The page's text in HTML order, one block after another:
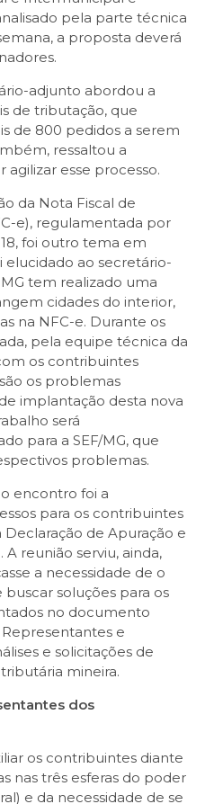
pela parte técnica
a proposta deverá
adjunto abordou a
de tributação, que
de 800 pedidos a serem
ressaltou a
esse processo.
da Nota Fiscal de
e), regulamentada por
foi outro tema em
ao secretário-
tem realizado uma
cidades do interior,
na NFC-e. Durante os
pela equipe técnica da
os contribuintes
os problemas
implantação desta nova
será
para a SEF/MG, que
problemas.
encontro foi a
para os contribuintes
de Apuração e
reunião serviu, ainda,
a necessidade de o
soluções para os
no documento
e
e solicitações de
mineira.
dos
os contribuintes diante
nas três esferas do poder
e da necessidade de se